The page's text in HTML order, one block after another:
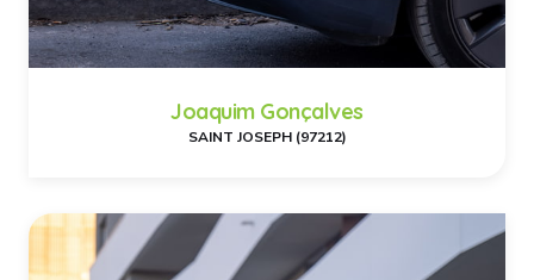
Joaquim Gonçalves
SAINT JOSEPH (97212)